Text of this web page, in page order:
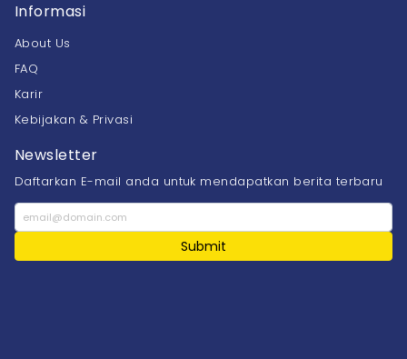
Informasi
About Us
FAQ
Karir
Kebijakan & Privasi
Newsletter
Daftarkan E-mail anda untuk mendapatkan berita terbaru
Submit